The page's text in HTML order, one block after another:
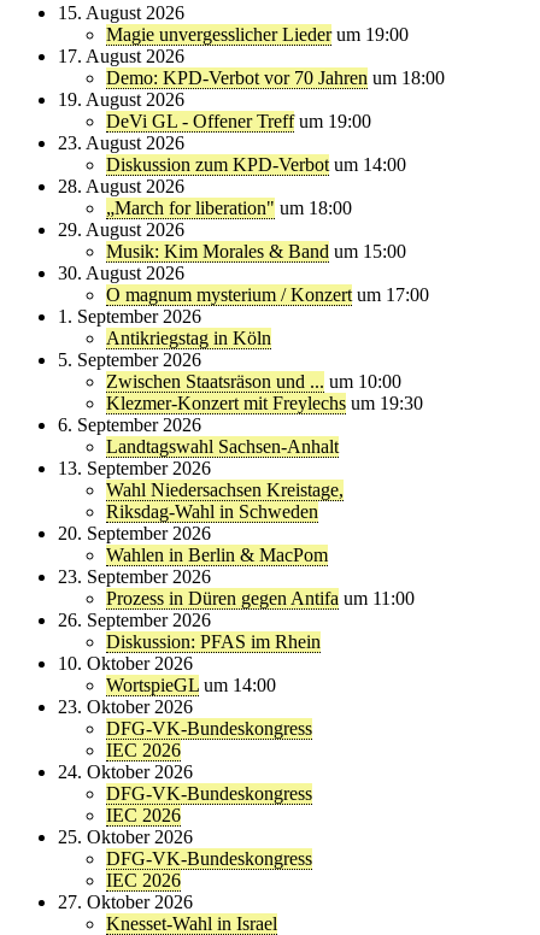
15. August 2026
Magie unvergesslicher Lieder um 19:00
17. August 2026
Demo: KPD-Verbot vor 70 Jahren um 18:00
19. August 2026
DeVi GL - Offener Treff um 19:00
23. August 2026
Diskussion zum KPD-Verbot um 14:00
28. August 2026
„March for liberation" um 18:00
29. August 2026
Musik: Kim Morales & Band um 15:00
30. August 2026
O magnum mysterium / Konzert um 17:00
1. September 2026
Antikriegstag in Köln
5. September 2026
Zwischen Staatsräson und ... um 10:00
Klezmer-Konzert mit Freylechs um 19:30
6. September 2026
Landtagswahl Sachsen-Anhalt
13. September 2026
Wahl Niedersachsen Kreistage,
Riksdag-Wahl in Schweden
20. September 2026
Wahlen in Berlin & MacPom
23. September 2026
Prozess in Düren gegen Antifa um 11:00
26. September 2026
Diskussion: PFAS im Rhein
10. Oktober 2026
WortspieGL um 14:00
23. Oktober 2026
DFG-VK-Bundeskongress
IEC 2026
24. Oktober 2026
DFG-VK-Bundeskongress
IEC 2026
25. Oktober 2026
DFG-VK-Bundeskongress
IEC 2026
27. Oktober 2026
Knesset-Wahl in Israel